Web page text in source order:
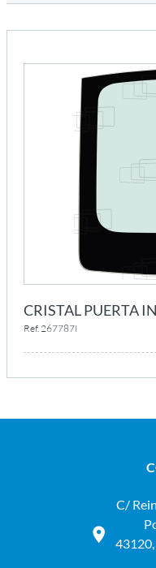
CRISTAL PUERTA
Ref. 267787I
C/